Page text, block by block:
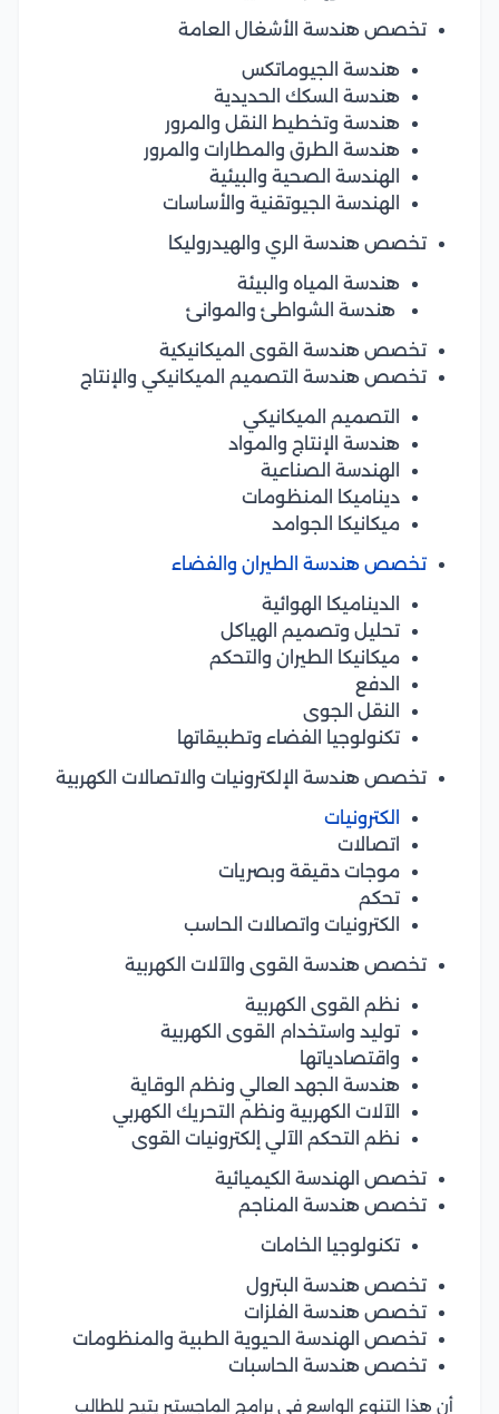
تخصص هندسة الأشغال العامة
هندسة الجيوماتكس
هندسة السكك الحديدية
هندسة وتخطيط النقل والمرور
هندسة الطرق والمطارات والمرور
الهندسة الصحية والبيئية
الهندسة الجيوتقنية والأساسات
تخصص هندسة الري والهيدروليكا
هندسة المياه والبيئة
هندسة الشواطئ والموانئ
تخصص هندسة القوى الميكانيكية
تخصص هندسة التصميم الميكانيكي والإنتاج
التصميم الميكانيكي
هندسة الإنتاج والمواد
الهندسة الصناعية
ديناميكا المنظومات
ميكانيكا الجوامد
تخصص هندسة الطيران والفضاء
الديناميكا الهوائية
تحليل وتصميم الهياكل
ميكانيكا الطيران والتحكم
الدفع
النقل الجوى
تكنولوجيا الفضاء وتطبيقاتها
تخصص هندسة الإلكترونيات والاتصالات الكهربية
الكترونيات
اتصالات
موجات دقيقة وبصريات
تحكم
الكترونيات واتصالات الحاسب
تخصص هندسة القوى والآلات الكهربية
نظم القوى الكهربية
توليد واستخدام القوى الكهربية
واقتصادياتها
هندسة الجهد العالي ونظم الوقاية
الآلات الكهربية ونظم التحريك الكهربي
نظم التحكم الآلي إلكترونيات القوى
تخصص الهندسة الكيميائية
تخصص هندسة المناجم
تكنولوجيا الخامات
تخصص هندسة البترول
تخصص هندسة الفلزات
تخصص الهندسة الحيوية الطبية والمنظومات
تخصص هندسة الحاسبات
أن هذا التنوع الواسع في برامج الماجستير يتيح للطالب